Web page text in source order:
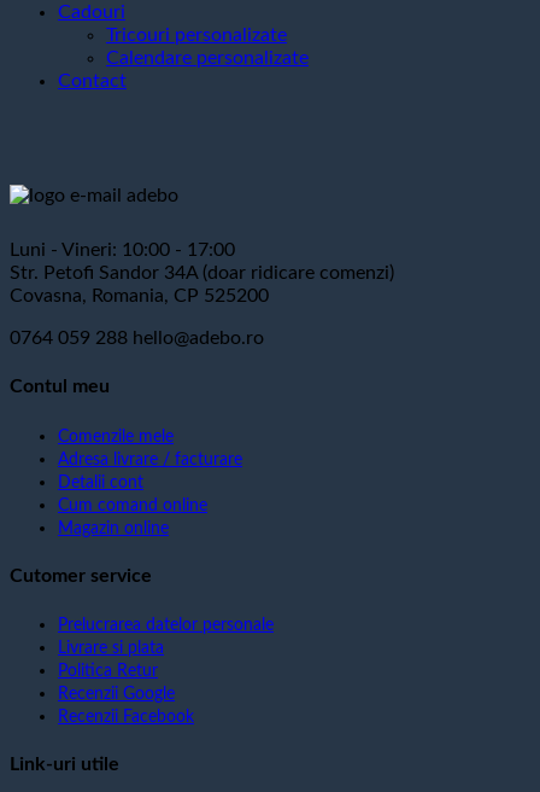
Cadouri
Tricouri personalizate
Calendare personalizate
Contact
Luni - Vineri: 10:00 - 17:00
Str. Petofi Sandor 34A (doar ridicare comenzi)
Covasna, Romania, CP 525200
0764 059 288 hello@adebo.ro
Contul meu
Comenzile mele
Adresa livrare / facturare
Detalii cont
Cum comand online
Magazin online
Cutomer service
Prelucrarea datelor personale
Livrare si plata
Politica Retur
Recenzii Google
Recenzii Facebook
Link-uri utile